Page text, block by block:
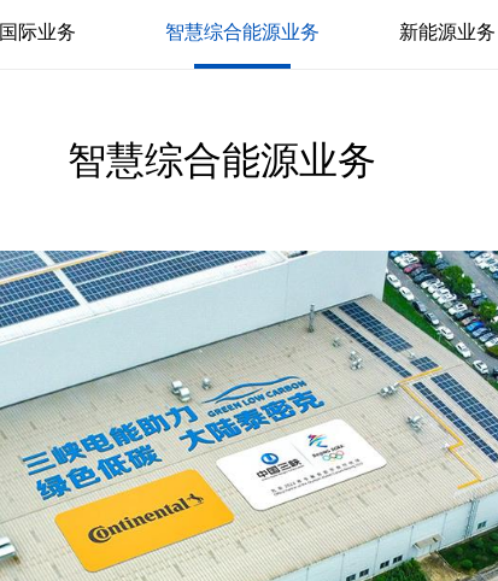
国际业务 智慧综合能源业务 新能源业务
智慧综合能源业务